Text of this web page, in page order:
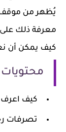
يُظهر من موقف
معرفة ذلك
كيف يمكن أن
كيف اعرف
تصرفات